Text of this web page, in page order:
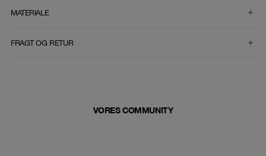
MATERIALE
FRAGT OG RETUR
VORES COMMUNITY